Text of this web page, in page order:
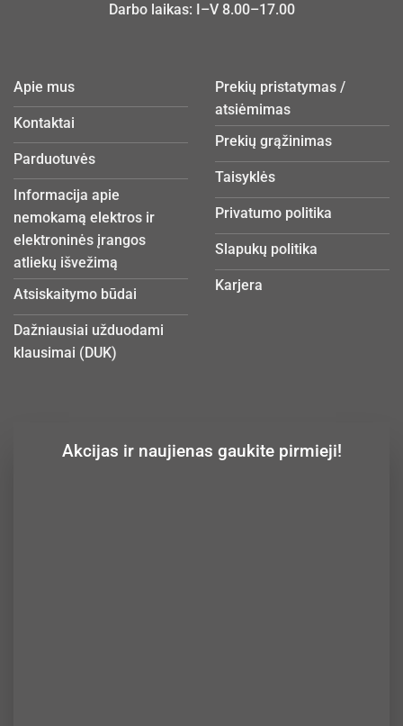
Darbo laikas: I–V 8.00–17.00
Apie mus
Kontaktai
Parduotuvės
Informacija apie
nemokamą elektros ir
elektroninės įrangos
atliekų išvežimą
Atsiskaitymo būdai
Dažniausiai užduodami
klausimai (DUK)
Prekių pristatymas /
atsiėmimas
Prekių grąžinimas
Taisyklės
Privatumo politika
Slapukų politika
Karjera
Akcijas ir naujienas gaukite pirmieji!